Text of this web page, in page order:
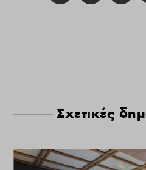
Σχετικές